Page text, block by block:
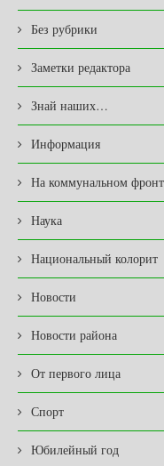
Без рубрики
Заметки редактора
Знай наших…
Информация
На коммунальном
Наука
Национальный колорит
Новости
Новости района
От первого лица
Спорт
Юбилейный год